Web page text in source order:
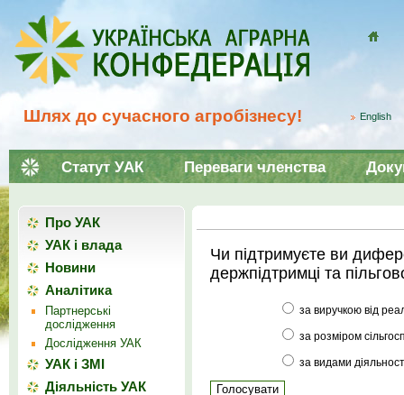
Шлях до сучасного агробізнесу! English
Статут УАК Переваги членства
Чи підтримуєте ви
держпідтримці та
за виручкою від
за розміром
за видами
Про УАК
УАК і влада
Новини
Аналітика
Партнерські
дослідження
Дослідження УАК
УАК і ЗМІ
Діяльність УАК